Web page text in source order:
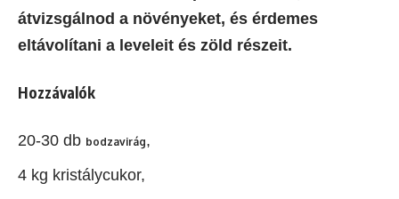
átvizsgálnod a növényeket, és érdemes
eltávolítani a leveleit és zöld részeit.
Hozzávalók
20-30 db bodzavirág,
4 kg kristálycukor,